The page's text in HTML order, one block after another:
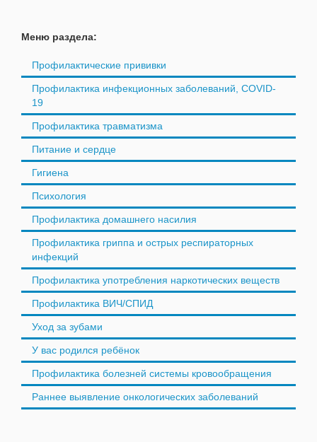
Меню раздела:
Профилактические прививки
Профилактика инфекционных заболеваний, COVID-
19
Профилактика травматизма
Питание и сердце
Гигиена
Психология
Профилактика домашнего насилия
Профилактика гриппа и острых респираторных
инфекций
Профилактика употребления наркотических веществ
Профилактика ВИЧ/СПИД
Уход за зубами
У вас родился ребёнок
Профилактика болезней системы кровообращения
Раннее выявление онкологических заболеваний